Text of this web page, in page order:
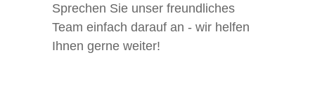
Sprechen Sie unser freundliches
Team einfach darauf an - wir helfen
Ihnen gerne weiter!